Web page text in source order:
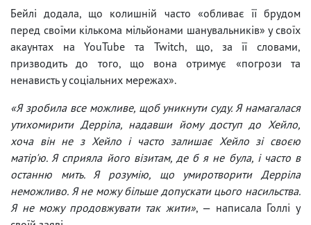
Бейлі додала, що колишній часто «обливає її брудом
перед своїми кількома мільйонами шанувальників» у своїх
акаунтах на YouTube та Twitch, що, за її словами,
призводить до того, що вона отримує «погрози та
ненависть у соціальних мережах».
«Я зробила все можливе, щоб уникнути суду. Я намагалася
утихомирити Дерріла, надавши йому доступ до Хейло,
хоча він не з Хейло і часто залишає Хейло зі своєю
матір'ю. Я сприяла його візитам, де б я не була, і часто в
останню мить. Я розумію, що умиротворити Дерріла
неможливо. Я не можу більше допускати цього насильства.
Я не можу продовжувати так жити», — написала Голлі у